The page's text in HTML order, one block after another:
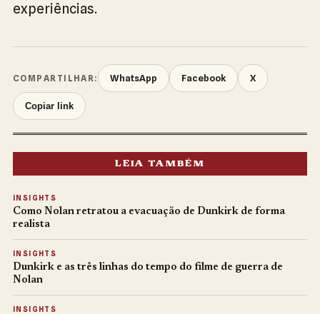
experiências.
COMPARTILHAR: WhatsApp Facebook X
Copiar link
LEIA TAMBÉM
INSIGHTS
Como Nolan retratou a evacuação de Dunkirk de forma
realista
INSIGHTS
Dunkirk e as três linhas do tempo do filme de guerra de
Nolan
INSIGHTS